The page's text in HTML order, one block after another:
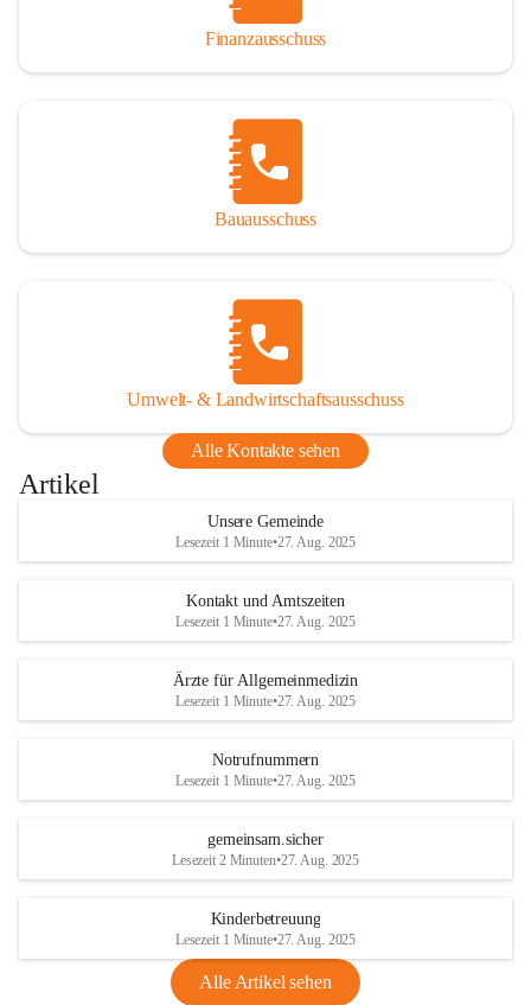
Finanzausschuss
Bauausschuss
Umwelt- & Landwirtschaftsausschuss
Alle Kontakte sehen
Artikel
Unsere Gemeinde
Lesezeit 1 Minute•27. Aug. 2025
Kontakt und Amtszeiten
Lesezeit 1 Minute•27. Aug. 2025
Ärzte für Allgemeinmedizin
Lesezeit 1 Minute•27. Aug. 2025
Notrufnummern
Lesezeit 1 Minute•27. Aug. 2025
gemeinsam.sicher
Lesezeit 2 Minuten•27. Aug. 2025
Kinderbetreuung
Lesezeit 1 Minute•27. Aug. 2025
Alle Artikel sehen